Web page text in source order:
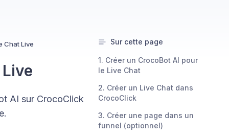
Chat Live
AI sur CrocoClick
Sur cette page
1. Créer un CrocoBot AI pour
le Live Chat
2. Créer un Live Chat dans
CrocoClick
3. Créer une page dans un
funnel (optionnel)